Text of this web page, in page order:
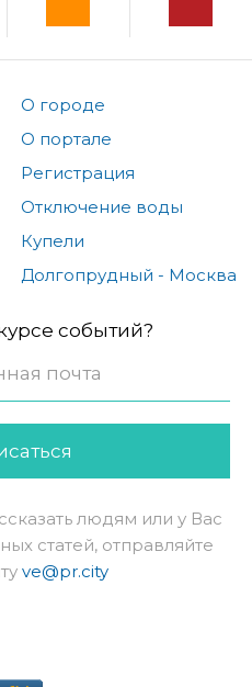
О городе
О портале
Регистрация
Отключение воды
Купели
Долгопрудный - Москва
событий?
людям или у Вас
статей, отправляйте
ve@pr.city